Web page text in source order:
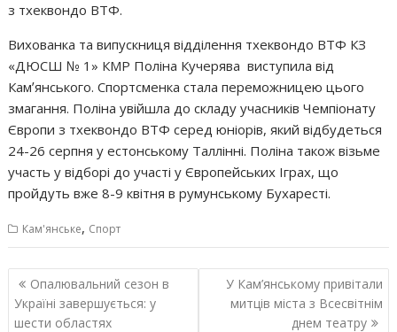
з тхеквондо ВТФ.
Вихованка та випускниця відділення тхеквондо ВТФ КЗ
«ДЮСШ № 1» КМР Поліна Кучерява виступила від
Камʼянського. Спортсменка стала переможницею цього
змагання. Поліна увійшла до складу учасників Чемпіонату
Європи з тхеквондо ВТФ серед юніорів, який відбудеться
24-26 серпня у естонському Таллінні. Поліна також візьме
участь у відборі до участі у Європейських Іграх, що
пройдуть вже 8-9 квітня в румунському Бухаресті.
Кам'янське, Спорт
Навігація
записів
Опалювальний сезон в
Україні завершується: у
шести областях
У Кам’янському привітали
митців міста з Всесвітнім
днем театру